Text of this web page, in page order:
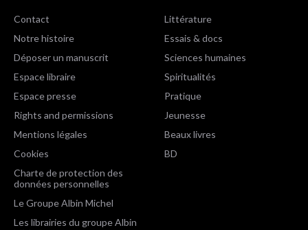
Contact
Notre histoire
Déposer un manuscrit
Espace libraire
Espace presse
Rights and permissions
Mentions légales
Cookies
Charte de protection des
données personnelles
Le Groupe Albin Michel
Les librairies du groupe Albin
Littérature
Essais & docs
Sciences humaines
Spiritualités
Pratique
Jeunesse
Beaux livres
BD